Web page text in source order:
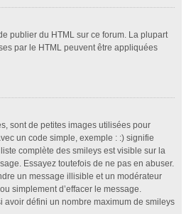
publier du HTML sur ce forum. La plupart
par le HTML peuvent être appliquées
sont de petites images utilisées pour
un code simple, exemple : :) signifie
complète des smileys est visible sur la
Essayez toutefois de ne pas en abuser.
un message illisible et un modérateur
simplement d’effacer le message.
avoir défini un nombre maximum de smileys